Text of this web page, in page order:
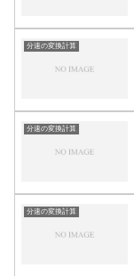
分速の変換計算
分速の変換計算
分速の変換計算